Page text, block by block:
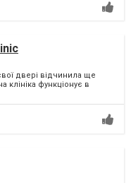
двері відчинила ще
клініка функціонує в